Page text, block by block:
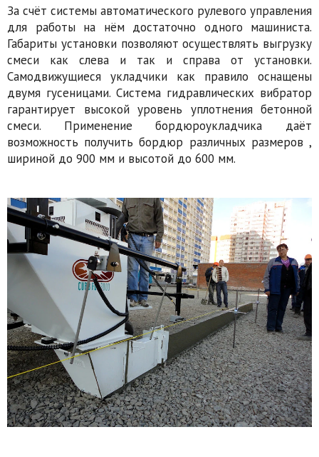
За счёт системы автоматического рулевого управления
для работы на нём достаточно одного машиниста.
Габариты установки позволяют осуществлять выгрузку
смеси как слева и так и справа от установки.
Самодвижущиеся укладчики как правило оснащены
двумя гусеницами. Система гидравлических вибратор
гарантирует высокой уровень уплотнения бетонной
смеси. Применение бордюроукладчика даёт
возможность получить бордюр различных размеров ,
шириной до 900 мм и высотой до 600 мм.